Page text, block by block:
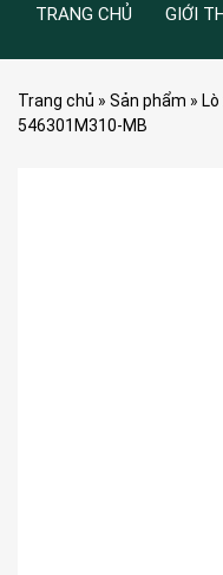
TRANG CHỦ GIỚI
Trang chủ » Sản phẩm »
546301M310-MB